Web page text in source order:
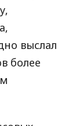
выслал
более